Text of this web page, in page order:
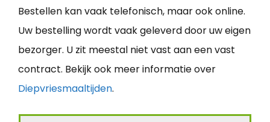
Bestellen kan vaak telefonisch, maar ook online.
Uw bestelling wordt vaak geleverd door uw eigen
bezorger. U zit meestal niet vast aan een vast
contract. Bekijk ook meer informatie over
Diepvriesmaaltijden.